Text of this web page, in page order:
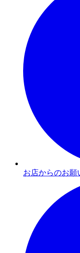
お店からのお願